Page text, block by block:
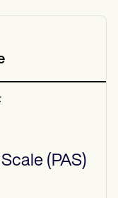
(PAS)